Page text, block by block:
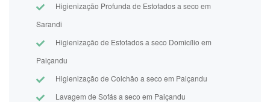
Higienização Profunda de Estofados a seco em
Sarandi
Higienização de Estofados a seco Domicílio em
Paiçandu
Higienização de Colchão a seco em Paiçandu
Lavagem de Sofás a seco em Paiçandu